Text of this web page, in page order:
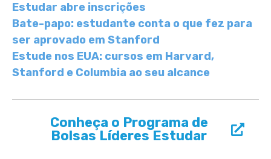
Estudar abre inscrições
Bate-papo: estudante conta o que fez para
ser aprovado em Stanford
Estude nos EUA: cursos em Harvard,
Stanford e Columbia ao seu alcance
Conheça o Programa de
Bolsas Líderes Estudar